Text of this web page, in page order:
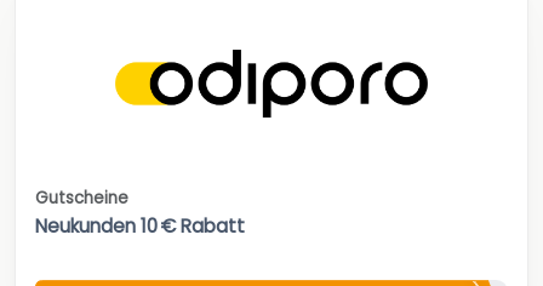
Gutscheine
Neukunden 10 € Rabatt